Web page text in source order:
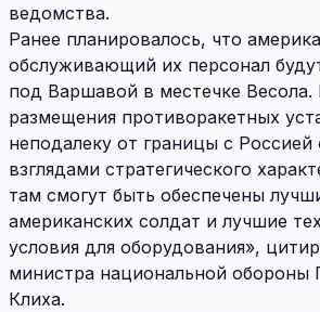
ведомства.
Ранее планировалось, что
обслуживающий их персонал
под Варшавой в местечке
размещения противоракетных
неподалеку от границы с Россией
взглядами стратегического
там смогут быть обеспечены
американских солдат и лучшие
условия для оборудования»,
министра национальной обороны
Клиха.